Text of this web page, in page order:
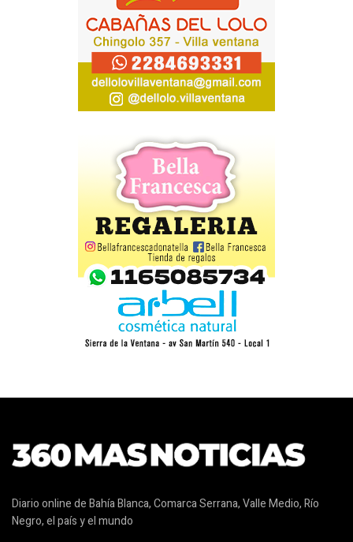
Diario online de Bahía Blanca, Comarca Serrana, Valle Medio, Río
Negro, el país y el mundo